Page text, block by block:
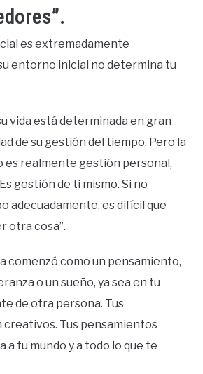
es extremadamente
entorno inicial no determina tu
vida está determinada en gran
de su gestión del tiempo. Pero la
es realmente gestión personal,
gestión de ti mismo. Si no
adecuadamente, es difícil que
otra cosa”.
comenzó como un pensamiento,
o un sueño, ya sea en tu
de otra persona. Tus
creativos. Tus pensamientos
a tu mundo y a todo lo que te